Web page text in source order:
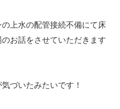
上水の配管接続不備にて床
お話をさせていただきます
づいたみたいです！